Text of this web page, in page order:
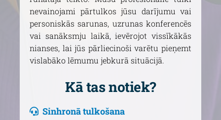
nevainojami pārtulkos jūsu darījumu vai
personiskās sarunas, uzrunas konferencēs
vai sanāksmju laikā, ievērojot vissīkākās
nianses, lai jūs pārliecinoši varētu pieņemt
vislabāko lēmumu jebkurā situācijā.
Kā tas notiek?
Sinhronā tulkošana